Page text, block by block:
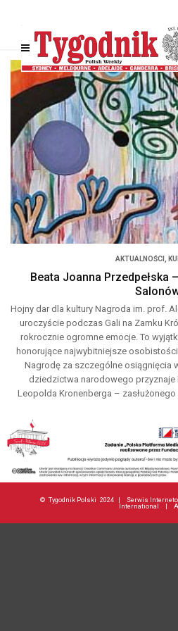
AKTUALNOŚCI ,
Beata Joanna Przedpełska
Hojny dar dla kultury Nagroda im. prof.
uroczyście podczas Gali na Zamku
rokrocznie ogromne emocje. To
honorujące najwybitniejsze
Nagrodę za szczególne osiągnięcia
dziedzictwa narodowego przyznaje
Leopolda Kronenberga –
© Tygodnik Polski 2024 |
Serwis
International
|